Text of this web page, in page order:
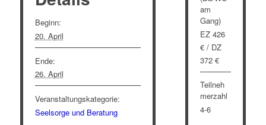
Beginn:
20. April
Ende:
26. April
Veranstaltungskategorie:
Seelsorge und Beratung
am
Gang)
EZ 426
€ / DZ
372 €
Teilneh
merzahl
4-6